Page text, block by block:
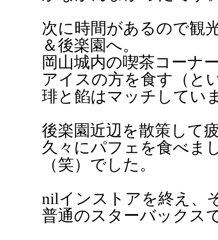
次に時間があるので観
＆後楽園へ。
岡山城内の喫茶コーナ
アイスの方を食す（と
琲と餡はマッチしてい
後楽園近辺を散策して
久々にパフェを食べま
（笑）でした。
nilインストアを終え、
普通のスターバックス